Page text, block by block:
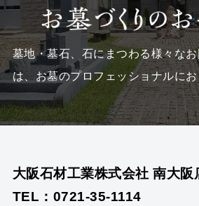
墓地・墓石、石にまつわる様々な
は、お墓のプロフェッショナルに
大阪石材工業株式会社 南大阪
TEL：0721-35-1114